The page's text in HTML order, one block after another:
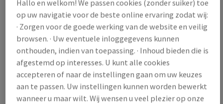
(86,4 kg )
VERWACHTE LEVERING 10/08/2026
Verpakkingsaantallen
Pak
− +
Hallo en welkom! We passen cookies (zonder suiker) toe
op uw navigatie voor de beste online ervaring zodat wij:
· Zorgen voor de goede werking van de website en veilig
browsen. · Uw eventuele inloggegevens kunnen
onthouden, indien van toepassing. · Inhoud bieden die is
afgestemd op interesses. U kunt alle cookies
accepteren of naar de instellingen gaan om uw keuzes
aan te passen. Uw instellingen kunnen worden bewerkt
wanneer u maar wilt. Wij wensen u veel plezier op onze